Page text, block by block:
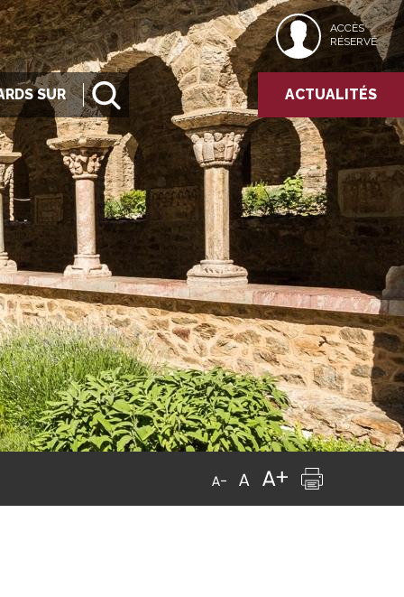
SUR
ACCÈS
RÉSERVÉ
ACTUALITÉS